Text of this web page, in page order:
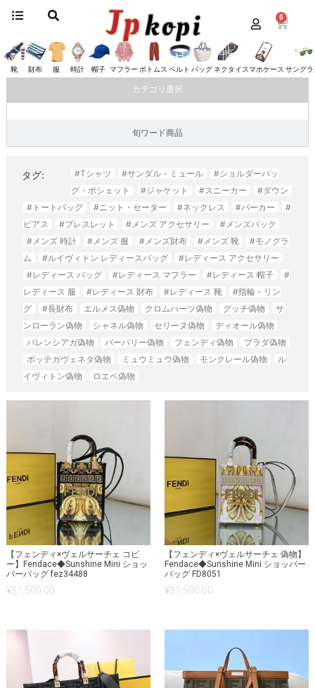
0
靴 財布 服 時計 帽子 マフラー ボトムス ベルト バッグネクタイ スマホケース サング
バッグ フェンディ/ トートバッグ
トートバッグ
カテゴリ選択
旬ワード商品
タグ: #Tシャツ #サンダル・ミュール
#ショルダーバッ
グ・ポシェット
#ジャケット #スニーカー
#ダウン
#トートバッグ
#ニット・セーター #ネックレス #パーカー
#
ピアス
#ブレスレット #メンズ アクセサリー
#メンズバック
#メンズ 時計
#メンズ 服 #メンズ財布 #メンズ 靴
#モノグラ
ム
#ルイヴィトン レディースバッグ
#レディース アクセサリー
#レディース バッグ
#レディース マフラー #レディース 帽子
#
レディース 服
#レディース 財布 #レディース 靴
#指輪・リン
グ
#長財布 エルメス偽物 クロムハーツ偽物 グッチ偽物
サ
ンローラン偽物
シャネル偽物 セリーヌ偽物
ディオール偽物
バレンシアガ偽物
バーバリー偽物 フェンディ偽物
プラダ偽物
ボッテガヴェネタ偽物
ミュウミュウ偽物 モンクレール偽物
ル
イヴィトン偽物
ロエベ偽物
【フェンディ×ヴェルサーチェ コピ
ー】Fendace◆Sunshine Mini ショッ
パーバッグ fez34488
¥31,500.00
【フェンディ×ヴェルサーチェ 偽物】
Fendace◆Sunshine Mini ショッパー
バッグ FD8051
¥31,500.00